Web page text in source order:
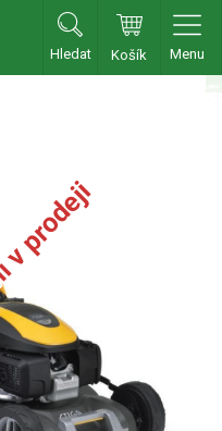
Hledat Košík Menu